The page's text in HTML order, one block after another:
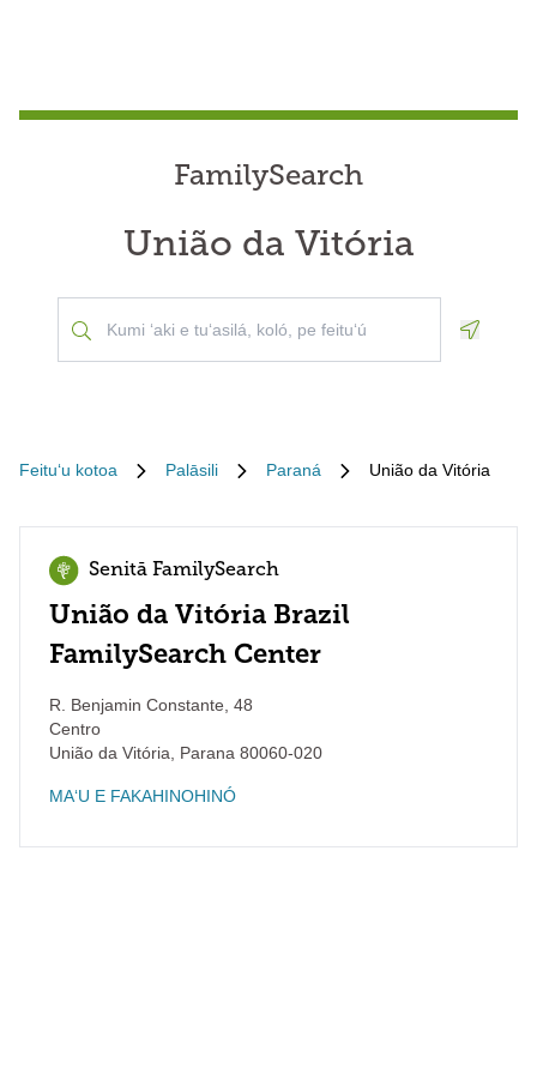
FamilySearch
União da Vitória
Feituʻu kotoa Palāsili Paraná União da Vitória
Senitā FamilySearch
União da Vitória Brazil
FamilySearch Center
R. Benjamin Constante, 48
Centro
União da Vitória
Parana 80060-020
MAʻU E FAKAHINOHINÓ